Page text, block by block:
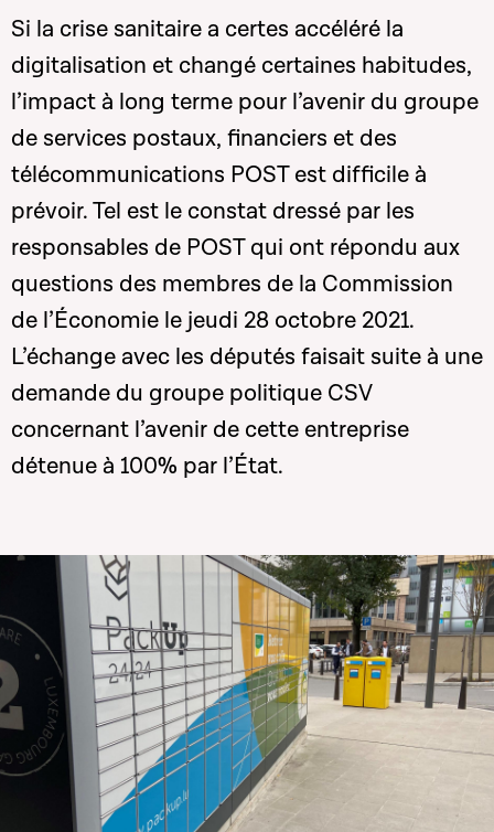
Si la crise sanitaire a certes accéléré la
digitalisation et changé certaines habitudes,
l’impact à long terme pour l’avenir du groupe
de services postaux, financiers et des
télécommunications POST est difficile à
prévoir. Tel est le constat dressé par les
responsables de POST qui ont répondu aux
questions des membres de la Commission
de l’Économie le jeudi 28 octobre 2021.
L’échange avec les députés faisait suite à une
demande du groupe politique CSV
concernant l’avenir de cette entreprise
détenue à 100% par l’État.